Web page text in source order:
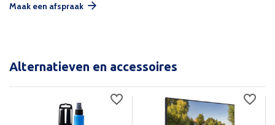
Maak een afspraak
Alternatieven en accessoires